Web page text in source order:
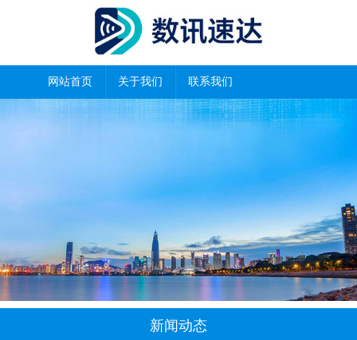
网站首页 关于我们 联系我们
新闻动态